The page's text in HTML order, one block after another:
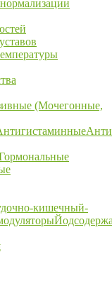
(Мочегонные,
кишечный-